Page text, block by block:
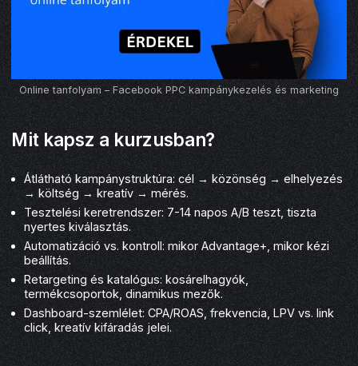
Online tanfolyam – Facebook PPC kampánykezelés és marketing
Mit kapsz a kurzusban?
Átlátható kampánystruktúra: cél → közönség → elhelyezés
→ költség → kreatív → mérés.
Tesztelési keretrendszer: 7-14 napos A/B teszt, tiszta
nyertes kiválasztás.
Automatizáció vs. kontroll: mikor Advantage+, mikor kézi
beállítás.
Retargeting és katalógus: kosárelhagyók,
termékcsoportok, dinamikus mezők.
Dashboard-szemlélet: CPA/ROAS, frekvencia, LPV vs. link
click, kreatív kifáradás jelei.